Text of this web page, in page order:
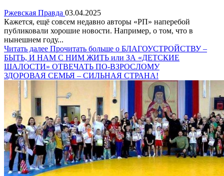
Ржевская Правда 03.04.2025
Кажется, ещё совсем недавно авторы «РП» наперебой
публиковали хорошие новости. Например, о том, что в
нынешнем году...
Читать далее Прочитать больше о БЛАГОУСТРОЙСТВУ –
БЫТЬ, И НАМ С НИМ ЖИТЬ или ЗА «ДЕТСКИЕ
ШАЛОСТИ» ОТВЕЧАТЬ ПО-ВЗРОСЛОМУ
ЗДОРОВАЯ СЕМЬЯ – СИЛЬНАЯ СТРАНА!